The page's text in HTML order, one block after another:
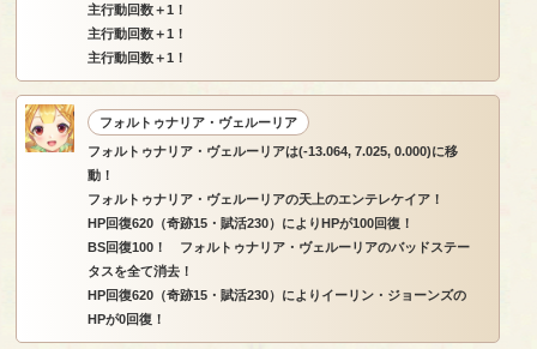
主行動回数＋1！
主行動回数＋1！
主行動回数＋1！
フォルトゥナリア・ヴェルーリア
フォルトゥナリア・ヴェルーリアは(-13.064, 7.025, 0.000)に移
動！
フォルトゥナリア・ヴェルーリアの天上のエンテレケイア！
HP回復620（奇跡15・賦活230）によりHPが100回復！
BS回復100！ フォルトゥナリア・ヴェルーリアのバッドステー
タスを全て消去！
HP回復620（奇跡15・賦活230）によりイーリン・ジョーンズの
HPが0回復！